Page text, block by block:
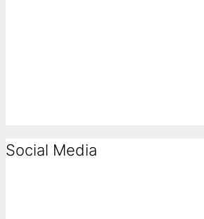
Social Media